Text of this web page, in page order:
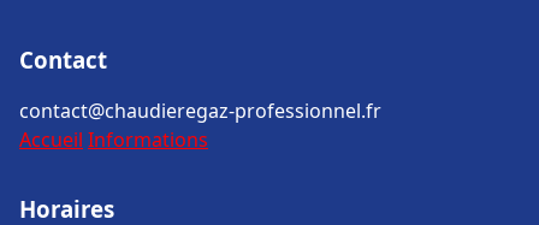
Contact
contact@chaudieregaz-professionnel.fr
Accueil Informations
Horaires